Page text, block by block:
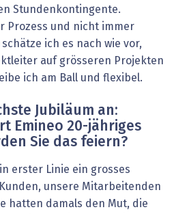
Stundenkontingente.
Prozess und nicht immer
ich es nach wie vor,
auf grösseren Projekten
ich am Ball und flexibel.
Jubiläum an:
Emineo 20-jähriges
Sie das feiern?
erster Linie ein grosses
unsere Mitarbeitenden
hatten damals den Mut, die